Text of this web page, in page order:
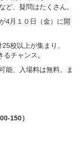
、疑問はたくさん。
4月１０日（金）に開
校以上が集まり、
チャンス。
能、入場料は無料。ま
150）